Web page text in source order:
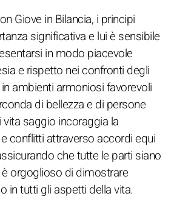
Giove in Bilancia, i principi
significativa e lui è sensibile
in modo piacevole
e rispetto nei confronti degli
ambienti armoniosi favorevoli
di bellezza e di persone
saggio incoraggia la
conflitti attraverso accordi equi
che tutte le parti siano
orgoglioso di dimostrare
in tutti gli aspetti della vita.